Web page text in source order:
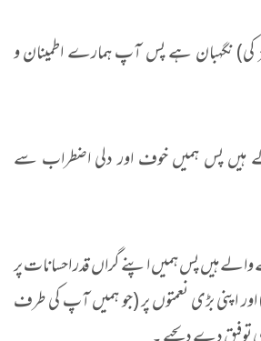
نگہبان ہے پس آپ ہمارے اطمینان و
ہیں پس ہمیں خوف اور دلی اضطراب سے
ہیں پس ہمیں اپنے گراں قدر احسانات پر
اپنی بڑی نعمتوں پر (جو ہمیں آپ کی طرف